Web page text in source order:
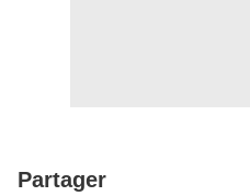
Partager